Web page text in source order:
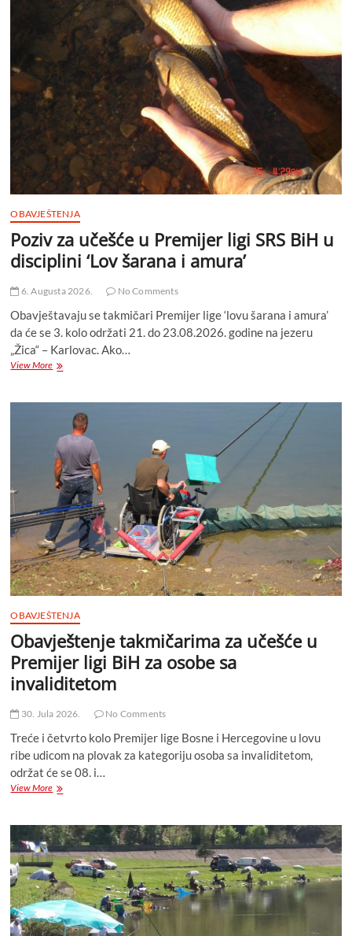
OBAVJEŠTENJA
Poziv za učešće u Premijer ligi SRS BiH u
disciplini ‘Lov šarana i amura’
6. Augusta 2026. No Comments
Obavještavaju se takmičari Premijer lige ‘lovu šarana i amura’
da će se 3. kolo održati 21. do 23.08.2026. godine na jezeru
„Žica“ – Karlovac. Ako…
View MorePoziv
Premijer
ligi
SRS
BiH
u
disciplini
‘Lov
šarana
i
amura’
OBAVJEŠTENJA
Obavještenje takmičarima za učešće u
Premijer ligi BiH za osobe sa
invaliditetom
30. Jula 2026. No Comments
Treće i četvrto kolo Premijer lige Bosne i Hercegovine u lovu
ribe udicom na plovak za kategoriju osoba sa invaliditetom,
održat će se 08. i…
View MoreObavještenje
učešće
u
Premijer
ligi
BiH
za
osobe
sa